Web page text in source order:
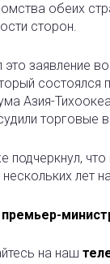
обеих
сторон.
это заявление
состоялся
Азия-
торговые
подчеркнул,
нескольких лет
премьер-
на наш